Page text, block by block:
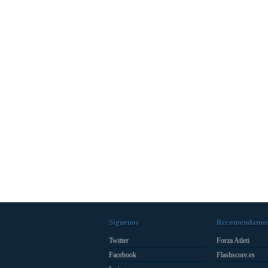
Síguenos
Twitter
Facebook
Forza Atleti
Flashscore.es